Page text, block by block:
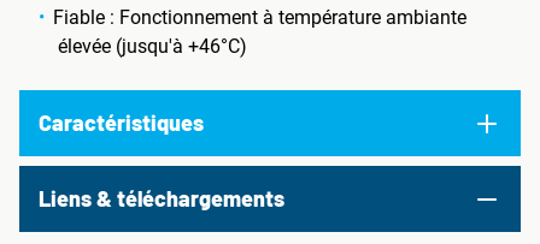
Fiable : Fonctionnement à température ambiante
élevée (jusqu'à +46°C)
Caractéristiques
Liens & téléchargements